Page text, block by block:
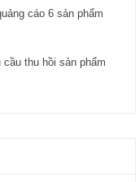
cáo 6 sản phẩm
thu hồi sản phẩm